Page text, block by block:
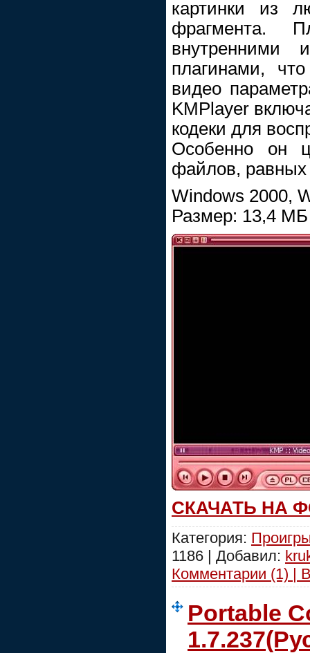
картинки из
фрагмента.
плагинами,
видео
KMPlayer
кодеки для
Особенно он
файлов, равных
Windows 2000,
Размер: 13,4 МБ
СКАЧАТЬ НА
Категория:
1186 | Добавил:
Комментарии (1) |
Portable